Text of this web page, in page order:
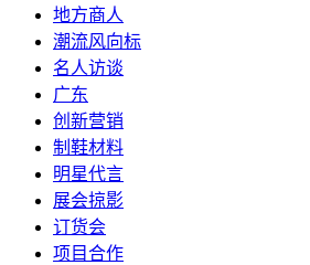
地方商人
潮流风向标
名人访谈
广东
创新营销
制鞋材料
明星代言
展会掠影
订货会
项目合作